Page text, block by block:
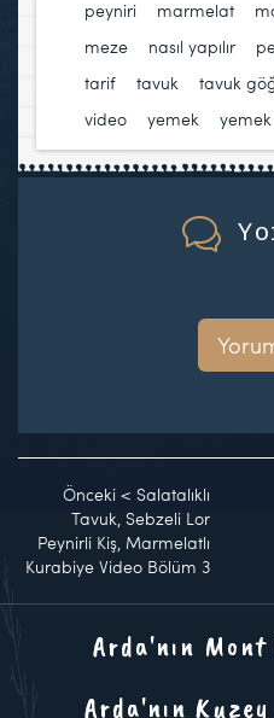
peyniri
marmelat
meze
nasıl yapılır
tarif
tavuk tavuk
video
yemek
Önceki < Salatalıklı
Tavuk, Sebzeli Lor
Peynirli Kiş, Marmelatlı
Kurabiye Video Bölüm 3
Arda'nın
Arda'nın